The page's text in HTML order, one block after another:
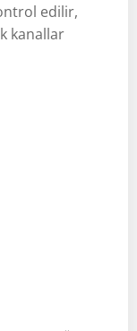
edilir,
kanallar